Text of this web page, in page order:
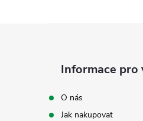
Informace pro
O nás
Jak nakupovat